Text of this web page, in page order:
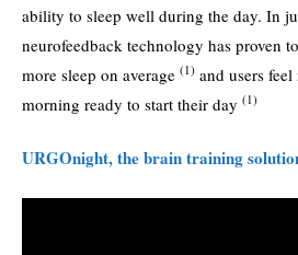
ability to sleep well during the day. In
neurofeedback technology has proven
more sleep on average (1) and users
morning ready to start their day (1)
URGOnight, the brain training